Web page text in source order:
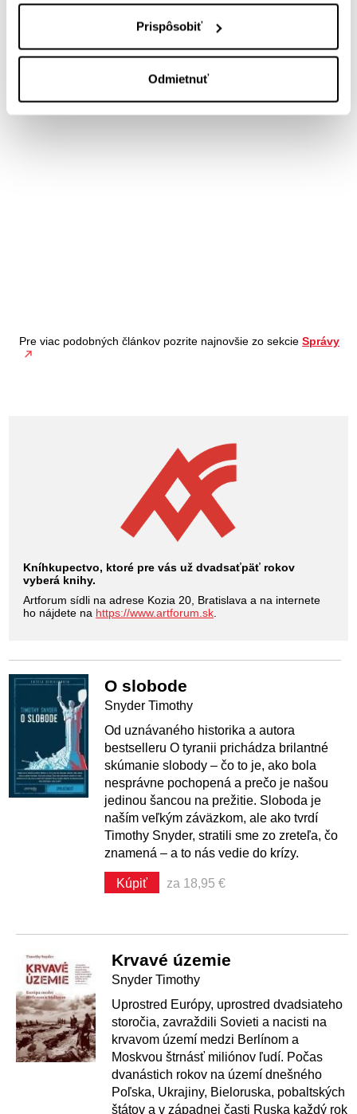
Prispôsobiť
Odmietnuť
Pre viac podobných článkov pozrite najnovšie zo sekcieSprávy
Kníhkupectvo, ktoré pre vás už dvadsaťpäť rokov
vyberá knihy.
Artforum sídli na adrese Kozia 20, Bratislava a na internete
ho nájdete na https://www.artforum.sk
O slobode
Snyder Timothy
Od uznávaného historika a autora
bestselleru O tyranii prichádza brilantné
skúmanie slobody – čo to je, ako bola
nesprávne pochopená a prečo je našou
jedinou šancou na prežitie. Sloboda je
naším veľkým záväzkom, ale ako tvrdí
Timothy Snyder, stratili sme zo zreteľa, čo
znamená – a to nás vedie do krízy.
Kúpiť za 18,95 €
Krvavé územie
Snyder Timothy
Uprostred Európy, uprostred dvadsiateho
storočia, zavraždili Sovieti a nacisti na
krvavom území medzi Berlínom a
Moskvou štrnásť miliónov ľudí. Počas
dvanástich rokov na území dnešného
Poľska, Ukrajiny, Bieloruska, pobaltských
štátov a v západnej časti Ruska každý rok